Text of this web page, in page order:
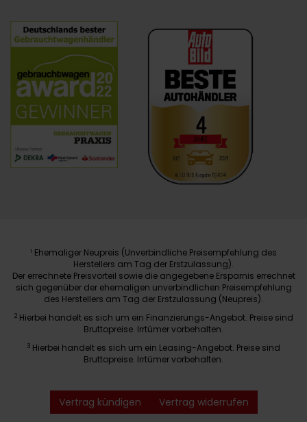
1 Ehemaliger Neupreis (Unverbindliche Preisempfehlung des
Herstellers am Tag der Erstzulassung).
Der errechnete Preisvorteil sowie die angegebene Ersparnis errechnet
sich gegenüber der ehemaligen unverbindlichen Preisempfehlung
des Herstellers am Tag der Erstzulassung (Neupreis).
2 Hierbei handelt es sich um ein Finanzierungs-Angebot. Preise sind
Bruttopreise. Irrtümer vorbehalten.
3 Hierbei handelt es sich um ein Leasing-Angebot. Preise sind
Bruttopreise. Irrtümer vorbehalten.
Vertrag kündigen Vertrag widerrufen